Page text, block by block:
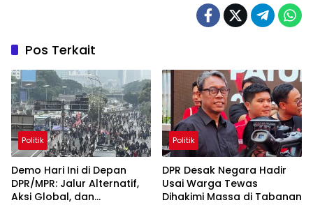
Pos Terkait
Politik
Demo Hari Ini di Depan
DPR/MPR: Jalur Alternatif,
Aksi Global, dan
Politik
DPR Desak Negara Hadir
Usai Warga Tewas
Dihakimi Massa di Tabanan